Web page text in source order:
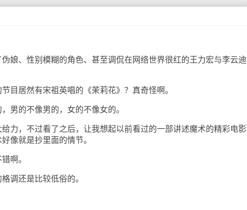
、性别模糊的角色、甚至调侃在网络世界很红的王力宏与李云迪
居然有宋祖英唱的《茉莉花》？真奇怪啊。
的不像男的，女的不像女的。
，不过看了之后，让我想起以前看过的一部讲述魔术的精彩电影
像就是抄里面的情节。
啊。
还是比较低俗的。